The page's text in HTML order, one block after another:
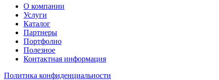
О компании
Услуги
Каталог
Партнеры
Портфолио
Полезное
Контактная информация
Политика конфиденциальности